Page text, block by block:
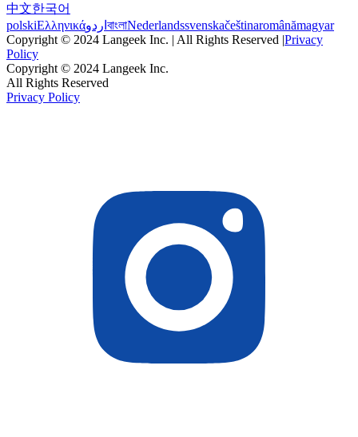
中文한국어
polskiΕλληνικάاردو বাংলাNederlandssvenskačeštinaromânămagyar
Copyright © 2024 Langeek Inc. | All Rights Reserved |Privacy
Policy
Copyright © 2024 Langeek Inc.
All Rights Reserved
Privacy Policy